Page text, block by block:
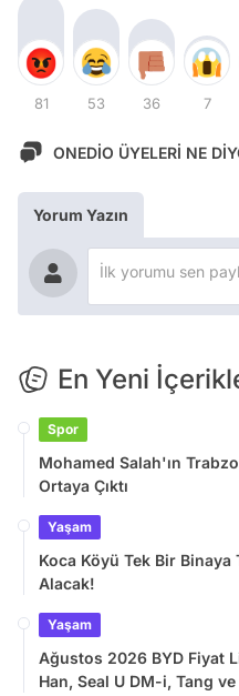
81 53 36 7
ONEDİO ÜYELERİ NE
Yorum Yazın
En Yeni
Spor
Mohamed Salah'ın
Ortaya Çıktı
Yaşam
Koca Köyü Tek Bir Binaya
Alacak!
Yaşam
Ağustos 2026 BYD Fiyat
Han, Seal U DM-i, Tang